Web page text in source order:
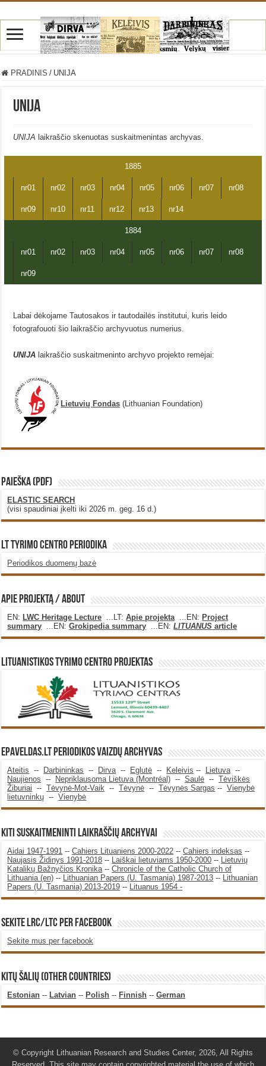
PRADINIS / UNIJA
UNIJA
UNIJA laikraščio skenuotas suskaitmenintas archyvas.
1885
nr01 nr02 nr03 nr04 nr05 nr06 nr07 nr08
nr09 nr10 nr11 nr12 nr13 nr14
1884
nr01 nr02 nr03 nr04 nr05 nr06 nr07 nr08
nr09
Labai dėkojame Tautosakos ir tautodailės institutui, kuris leido
fotografouoti šio laikraščio archyvuotus numerius.
UNIJA laikraščio suskaitmeninto archyvo projekto remėjai:
Lietuvių Fondas (Lithuanian Foundation)
PAIEŠKA (PDF)
ELASTIC SEARCH
(visi spaudiniai įkelti iki 2026 m. geg. 16 d.)
LT Tyrimo Centro Periodika
Periodikos duomenų bazė
Apie projektą / About
EN:LWC Heritage Lecture ...LT:Apie projekta ...EN:Project
summary ...EN:Grokipedia summary ...EN:LITUANUS article
Lituanistikos Tyrimo Centro Projektas
Epaveldas.LT periodikos vaizdų archyvas
Ateitis -- Darbininkas -- Dirva -- Eglutė -- Keleivis -- Lietuva --
Naujienos -- Nepriklausoma Lietuva (Montréal) --Saulė --Tėviškės
Žiburiai --Tėvynė-Mot-Vaik --Tėvynė --Tėvynės Sargas --Vienybė
lietuvninkų --Vienybė
KITI SUSKAITMENINTI LAIKRAŠČIŲ ARCHYVAI
Aidai 1947-1991 --Cahiers Lituaniens 2000-2022 --Cahiers indeksas --
Naujasis Židinys 1991-2018 -- Laiškai lietuviams 1950-2000 -- Lietuvių
Katalikų Bažnyčios Kronika --Chronicle of the Catholic Church of
Lithuania (en) -- Lithuanian Papers (U. Tasmania) 1987-2013 -- Lithuanian
Papers (U. Tasmania) 2013-2019 -- Lituanus 1954 -
SEKITE LRC/LTC PER FACEBOOK
Sekite mus per facebook
KITŲ ŠALIŲ (OTHER COUNTRIES)
Estonian --Latvian --Polish --Finnish --German
© Copyright Lithuanian Research and Studies Center, 2026, All Rights